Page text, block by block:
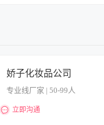
天
周
周
娇子化妆品公司
专业线厂家 | 50-99人
立即沟通